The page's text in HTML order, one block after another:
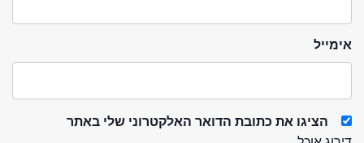
אימייל
הציגו את כתובת הדואר האלקטרוני שלי באתר